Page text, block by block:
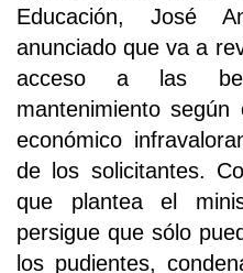
Educación, José
anunciado que va a
acceso a las
mantenimiento
económico
de los solicitantes.
que plantea el
persigue que sólo
los pudientes,